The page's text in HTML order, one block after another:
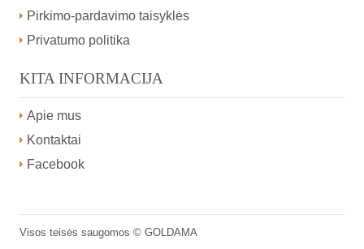
Pirkimo-pardavimo taisyklės
Privatumo politika
KITA INFORMACIJA
Apie mus
Kontaktai
Facebook
Visos teisės saugomos © GOLDAMA